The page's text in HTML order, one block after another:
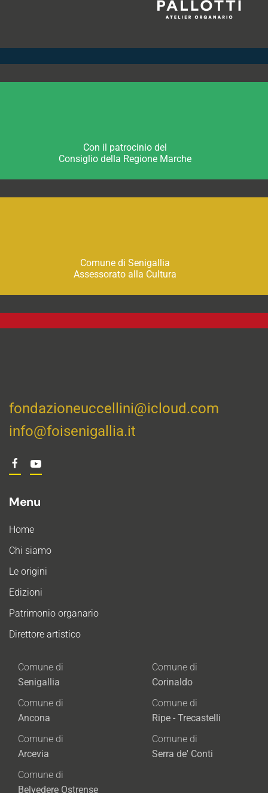
Con il patrocinio del
Consiglio della Regione Marche
Comune di Senigallia
Assessorato alla Cultura
fondazioneuccellini@icloud.com
info@foisenigallia.it
Menu
Home
Chi siamo
Le origini
Edizioni
Patrimonio organario
Direttore artistico
Comune di
Senigallia
Comune di
Ancona
Comune di
Arcevia
Comune di
Belvedere Ostrense
Comune di
Corinaldo
Comune di
Ripe - Trecastelli
Comune di
Serra de' Conti